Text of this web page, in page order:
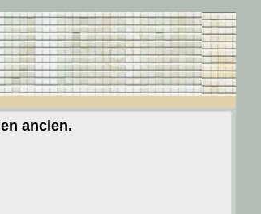
ancien.